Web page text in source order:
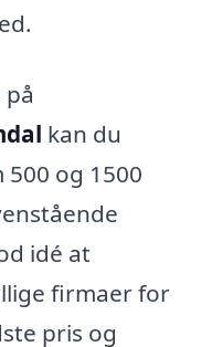
kan du
og 1500
idé at
firmaer for
pris og